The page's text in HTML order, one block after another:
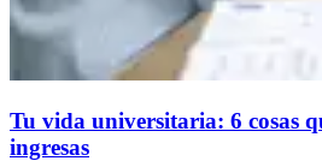
Tu vida universitaria: 6 cosas
ingresas